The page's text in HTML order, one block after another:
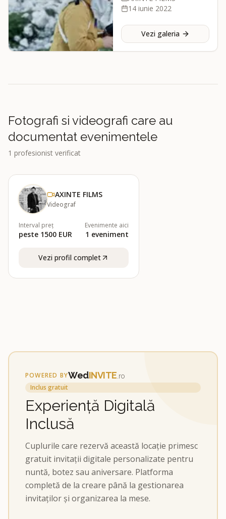
14 iunie 2022
Vezi galeria
Fotografi si videografi care au
documentat evenimentele
1 profesionist verificat
AXINTE FILMS
Videograf
Interval preț
peste 1500 EUR
Evenimente aici
1 eveniment
Vezi profil complet
POWERED BYWedINVITE .ro
Inclus gratuit
Experiență Digitală
Inclusă
Cuplurile care rezervă această locație primesc
gratuit invitații digitale personalizate pentru
nuntă, botez sau aniversare. Platforma
completă de la creare până la gestionarea
invitaților și organizarea la mese.